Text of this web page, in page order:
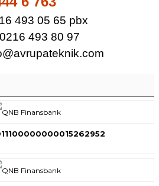
493 05 65 pbx
493 80 97